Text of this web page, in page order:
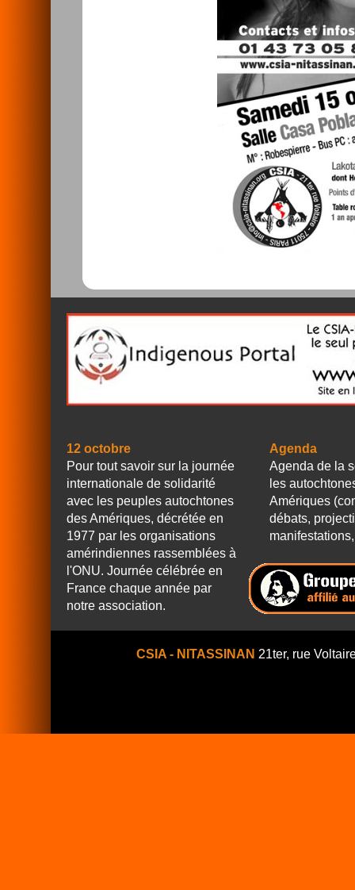
12 octobre
Pour tout savoir sur la journée
internationale de solidarité
avec les peuples autochtones
des Amériques, décrétée en
1977 par les organisations
amérindiennes rassemblées à
l'ONU. Journée célébrée en
France chaque année par
notre association.
Agenda
Agenda de la
les
Amériques
débats,
CSIA - NITASSINAN 21ter, rue